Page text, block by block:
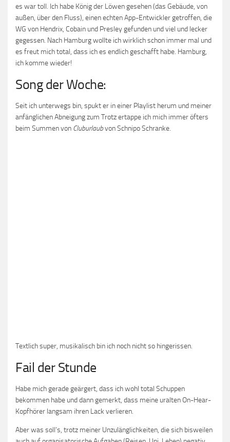
es war toll. Ich habe König der Löwen gesehen (das Gebäude, von
außen, über den Fluss), einen echten App-Entwickler getroffen, die
WG von Hendrix, Cobain und Presley gefunden und viel und lecker
gegessen. Nach Hamburg wollte ich wirklich schon immer mal und
es freut mich total, dass ich es endlich geschafft habe. Hamburg,
ich komme wieder!
Song der Woche:
Seit ich unterwegs bin, spukt er in einer Playlist herum und meiner
anfänglichen Abneigung zum Trotz ertappe ich mich immer öfters
beim Summen von Cluburlaubvon Schnipo Schranke.
Textlich super, musikalisch bin ich noch nicht so hingerissen.
Fail der Stunde
Habe mich gerade geärgert, dass ich wohl total Schuppen
bekommen habe und dann gemerkt, dass meine uralten On-Hear-
Kopfhörer langsam ihren Lack verlieren.
Aber was soll’s, trotz meiner Unzulänglichkeiten, die sich bisweilen